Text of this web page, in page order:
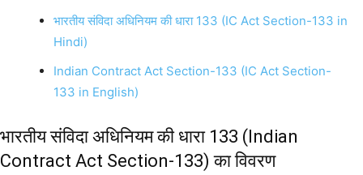
भारतीय संविदा अधिनियम की धारा 133 (IC Act Section-133 in
Hindi)
Indian Contract Act Section-133 (IC Act Section-
133 in English)
भारतीय संविदा अधिनियम की धारा 133 (Indian
Contract Act Section-133) का विवरण